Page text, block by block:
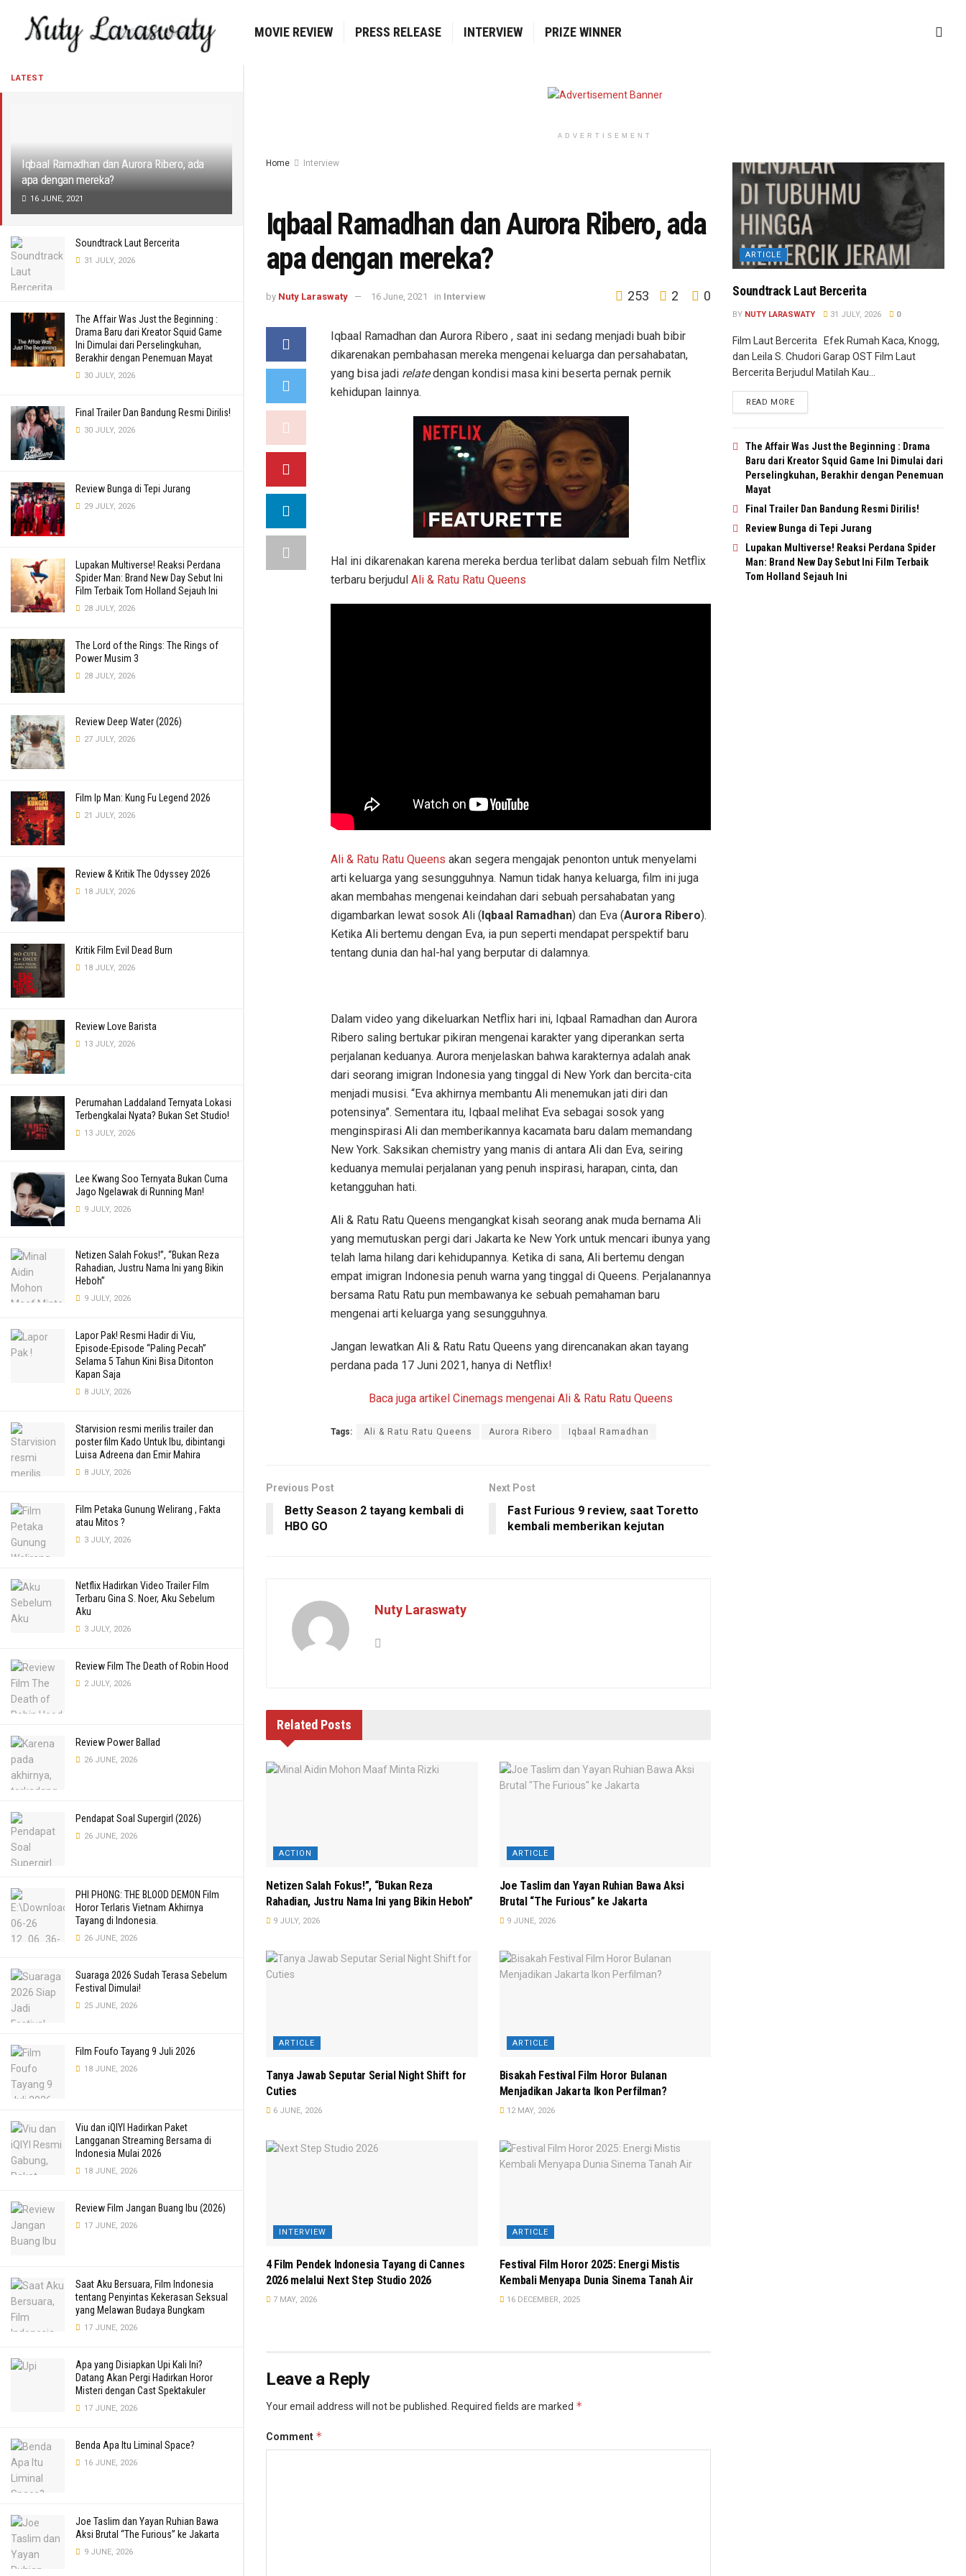
LATEST
Iqbaal Ramadhan dan Aurora Ribero, ada
apa dengan mereka?
16 JUNE, 2021
Soundtrack Laut Bercerita
31 JULY, 2026
The Affair Was Just the Beginning :
Drama Baru dari Kreator Squid Game
Ini Dimulai dari Perselingkuhan,
Berakhir dengan Penemuan Mayat
30 JULY, 2026
Final Trailer Dan Bandung Resmi Dirilis!
30 JULY, 2026
Review Bunga di Tepi Jurang
29 JULY, 2026
Lupakan Multiverse! Reaksi Perdana
Spider Man: Brand New Day Sebut Ini
Film Terbaik Tom Holland Sejauh Ini
28 JULY, 2026
The Lord of the Rings: The Rings of
Power Musim 3
28 JULY, 2026
Review Deep Water (2026)
27 JULY, 2026
Film Ip Man: Kung Fu Legend 2026
21 JULY, 2026
Review & Kritik The Odyssey 2026
18 JULY, 2026
Kritik Film Evil Dead Burn
18 JULY, 2026
Review Love Barista
13 JULY, 2026
Perumahan Laddaland Ternyata Lokasi
Terbengkalai Nyata? Bukan Set Studio!
13 JULY, 2026
Lee Kwang Soo Ternyata Bukan Cuma
Jago Ngelawak di Running Man!
9 JULY, 2026
Netizen Salah Fokus!”, “Bukan Reza
Rahadian, Justru Nama Ini yang Bikin
Heboh”
9 JULY, 2026
Lapor Pak! Resmi Hadir di Viu,
Episode-Episode “Paling Pecah”
Selama 5 Tahun Kini Bisa Ditonton
Kapan Saja
8 JULY, 2026
Starvision resmi merilis trailer dan
poster film Kado Untuk Ibu, dibintangi
Luisa Adreena dan Emir Mahira
8 JULY, 2026
Film Petaka Gunung Welirang , Fakta
atau Mitos ?
3 JULY, 2026
Netflix Hadirkan Video Trailer Film
Terbaru Gina S. Noer, Aku Sebelum
Aku
3 JULY, 2026
Review Film The Death of Robin Hood
2 JULY, 2026
Review Power Ballad
26 JUNE, 2026
Pendapat Soal Supergirl (2026)
26 JUNE, 2026
PHI PHONG: THE BLOOD DEMON Film
Horor Terlaris Vietnam Akhirnya
Tayang di Indonesia.
26 JUNE, 2026
Suaraga 2026 Sudah Terasa Sebelum
Festival Dimulai!
25 JUNE, 2026
Film Foufo Tayang 9 Juli 2026
18 JUNE, 2026
Viu dan iQIYI Hadirkan Paket
Langganan Streaming Bersama di
Indonesia Mulai 2026
18 JUNE, 2026
Review Film Jangan Buang Ibu (2026)
17 JUNE, 2026
Saat Aku Bersuara, Film Indonesia
tentang Penyintas Kekerasan Seksual
yang Melawan Budaya Bungkam
17 JUNE, 2026
Apa yang Disiapkan Upi Kali Ini?
Datang Akan Pergi Hadirkan Horor
Misteri dengan Cast Spektakuler
17 JUNE, 2026
Benda Apa Itu Liminal Space?
16 JUNE, 2026
Joe Taslim dan Yayan Ruhian Bawa
Aksi Brutal “The Furious” ke Jakarta
9 JUNE, 2026
MOVIE REVIEW PRESS RELEASE INTERVIEW PRIZE WINNER
ADVERTISEMENT
Home Interview
Iqbaal Ramadhan dan Aurora Ribero, ada
apa dengan mereka?
by Nuty Laraswaty 16 June, 2021 in Interview 253 2 0
Iqbaal Ramadhan dan Aurora Ribero , saat ini sedang menjadi buah bibir
dikarenakan pembahasan mereka mengenai keluarga dan persahabatan,
yang bisa jadi relatedengan kondisi masa kini beserta pernak pernik
kehidupan lainnya.
Hal ini dikarenakan karena mereka berdua terlibat dalam sebuah film Netflix
terbaru berjudul Ali & Ratu Ratu Queens
Ali & Ratu Ratu Queens akan segera mengajak penonton untuk menyelami
arti keluarga yang sesungguhnya. Namun tidak hanya keluarga, film ini juga
akan membahas mengenai keindahan dari sebuah persahabatan yang
digambarkan lewat sosok Ali (Iqbaal Ramadhan) dan Eva (Aurora Ribero).
Ketika Ali bertemu dengan Eva, ia pun seperti mendapat perspektif baru
tentang dunia dan hal-hal yang berputar di dalamnya.
Dalam video yang dikeluarkan Netflix hari ini, Iqbaal Ramadhan dan Aurora
Ribero saling bertukar pikiran mengenai karakter yang diperankan serta
perjalanan keduanya. Aurora menjelaskan bahwa karakternya adalah anak
dari seorang imigran Indonesia yang tinggal di New York dan bercita-cita
menjadi musisi. “Eva akhirnya membantu Ali menemukan jati diri dan
potensinya”. Sementara itu, Iqbaal melihat Eva sebagai sosok yang
menginspirasi Ali dan memberikannya kacamata baru dalam memandang
New York. Saksikan chemistry yang manis di antara Ali dan Eva, seiring
keduanya memulai perjalanan yang penuh inspirasi, harapan, cinta, dan
ketangguhan hati.
Ali & Ratu Ratu Queens mengangkat kisah seorang anak muda bernama Ali
yang memutuskan pergi dari Jakarta ke New York untuk mencari ibunya yang
telah lama hilang dari kehidupannya. Ketika di sana, Ali bertemu dengan
empat imigran Indonesia penuh warna yang tinggal di Queens. Perjalanannya
bersama Ratu Ratu pun membawanya ke sebuah pemahaman baru
mengenai arti keluarga yang sesungguhnya.
Jangan lewatkan Ali & Ratu Ratu Queens yang direncanakan akan tayang
perdana pada 17 Juni 2021, hanya di Netflix!
Baca juga artikel Cinemags mengenai Ali & Ratu Ratu Queens
Tags: Ali & Ratu Ratu Queens Aurora Ribero Iqbaal Ramadhan
Previous Post
Betty Season 2 tayang kembali di
HBO GO
Next Post
Fast Furious 9 review, saat Toretto
kembali memberikan kejutan
Nuty Laraswaty
Related Posts
ACTION
Netizen Salah Fokus!”, “Bukan Reza
Rahadian, Justru Nama Ini yang Bikin Heboh”
9 JULY, 2026
ARTICLE
Joe Taslim dan Yayan Ruhian Bawa Aksi
Brutal “The Furious” ke Jakarta
9 JUNE, 2026
ARTICLE
Tanya Jawab Seputar Serial Night Shift for
Cuties
6 JUNE, 2026
ARTICLE
Bisakah Festival Film Horor Bulanan
Menjadikan Jakarta Ikon Perfilman?
12 MAY, 2026
INTERVIEW
4 Film Pendek Indonesia Tayang di Cannes
2026 melalui Next Step Studio 2026
7 MAY, 2026
ARTICLE
Festival Film Horor 2025: Energi Mistis
Kembali Menyapa Dunia Sinema Tanah Air
16 DECEMBER, 2025
Leave a Reply
Your email address will not be published. Required fields are marked *
Comment *
ARTICLE
Soundtrack Laut Bercerita
BY NUTY LARASWATY 31 JULY, 2026 0
Film Laut Bercerita Efek Rumah Kaca, Knogg,
dan Leila S. Chudori Garap OST Film Laut
Bercerita Berjudul Matilah Kau...
READ MORE
The Affair Was Just the Beginning : Drama
Baru dari Kreator Squid Game Ini Dimulai dari
Perselingkuhan, Berakhir dengan Penemuan
Mayat
Final Trailer Dan Bandung Resmi Dirilis!
Review Bunga di Tepi Jurang
Lupakan Multiverse! Reaksi Perdana Spider
Man: Brand New Day Sebut Ini Film Terbaik
Tom Holland Sejauh Ini